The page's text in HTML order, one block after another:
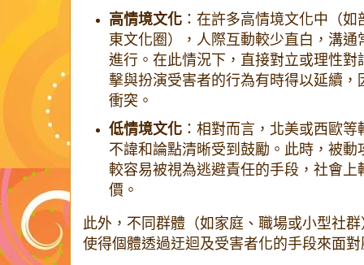
高情境文化 ：在許多高情境文化中（
東文化圈），人際互動較少直白，溝
進行。在此情況下，直接對立或理性
擊與扮演受害者的行為有時得以延續
衝突。
低情境文化 ：相對而言，北美或西歐
不諱和論點清晰受到鼓勵。此時，被
較容易被視為逃避責任的手段，社會
價。
此外，不同群體（如家庭、職場或小型社
使得個體透過迂迴及受害者化的手段來面